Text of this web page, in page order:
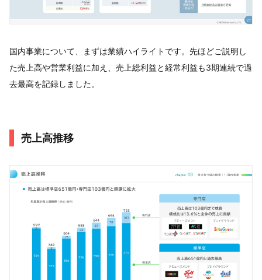
国内事業について、まずは業績ハイライトです。先ほどご説明し
た売上高や営業利益に加え、売上総利益と経常利益も3期連続で過
去最高を記録しました。
売上高推移